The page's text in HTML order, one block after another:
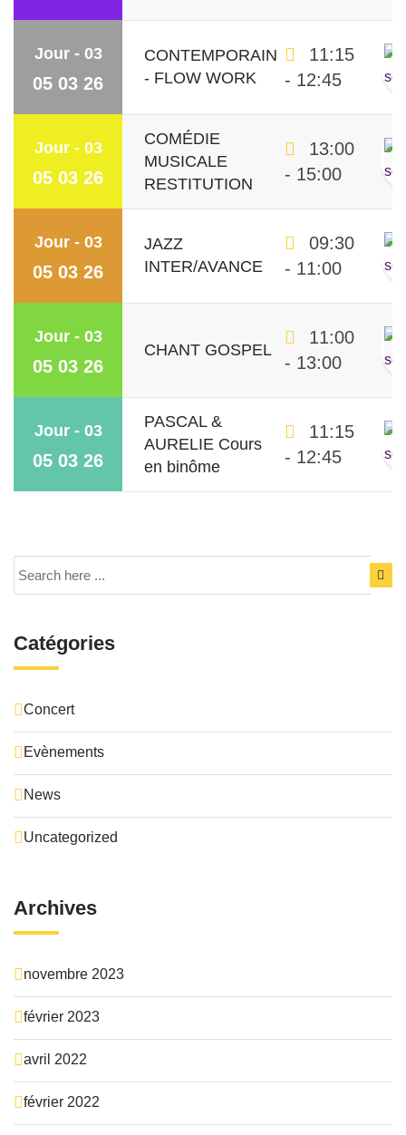
Jour - 03
05 03 26
CONTEMPORAIN
- FLOW WORK
11:15
- 12:45
Jour - 03
05 03 26
COMÉDIE
MUSICALE
RESTITUTION
13:00
- 15:00
Jour - 03
05 03 26
JAZZ
INTER/AVANCE
09:30
- 11:00
Jour - 03
05 03 26
CHANT GOSPEL
11:00
- 13:00
Jour - 03
05 03 26
PASCAL &
AURELIE Cours
en binôme
11:15
- 12:45
Catégories
Concert
Evènements
News
Uncategorized
Archives
novembre 2023
février 2023
avril 2022
février 2022